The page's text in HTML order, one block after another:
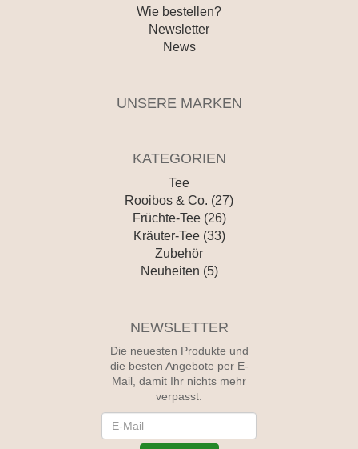
Wie bestellen?
Newsletter
News
UNSERE MARKEN
KATEGORIEN
Tee
Rooibos & Co. (27)
Früchte-Tee (26)
Kräuter-Tee (33)
Zubehör
Neuheiten (5)
NEWSLETTER
Die neuesten Produkte und
die besten Angebote per E-
Mail, damit Ihr nichts mehr
verpasst.